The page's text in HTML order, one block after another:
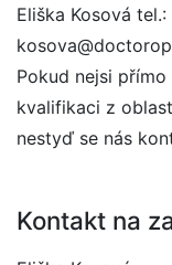
Eliška Kosová
Pokud nejsi
kvalifikaci z
nestyď se nás
Kontakt na